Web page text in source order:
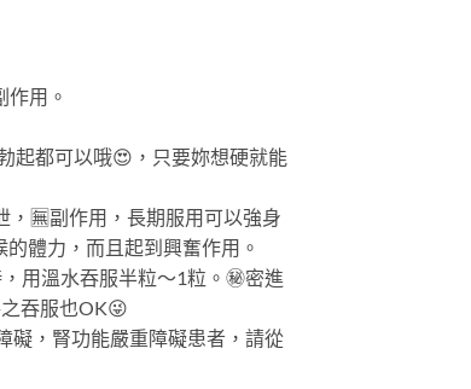
作用。
起都可以哦😍 ，只要妳想硬就能
， 🈚副作用，長期服用可以強身
體力，而且起到興奮作用。
用溫水吞服半粒～1粒。 ㊙️密進
吞服也OK😜
礙，腎功能嚴重障礙患者，請從